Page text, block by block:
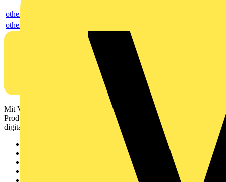
others
others
Mit Voltimum erhalten Elektrofachkräfte Zugang zu Branchennews,
Produktinformationen, Schulungen und Tools – alles auf einer
digitalen Plattform und Community.